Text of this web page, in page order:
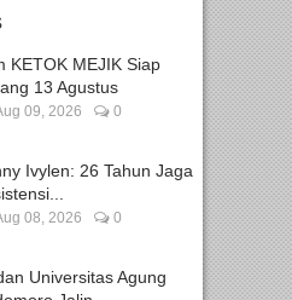
KETOK MEJIK Siap
13 Agustus
09, 2026 0
Ivylen: 26 Tahun Jaga
08, 2026 0
Universitas Agung